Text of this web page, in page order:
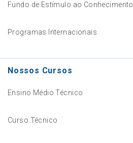
Fundo de Estímulo ao Conhecimento
Programas Internacionais
Nossos Cursos
Ensino Médio Técnico
Curso Técnico